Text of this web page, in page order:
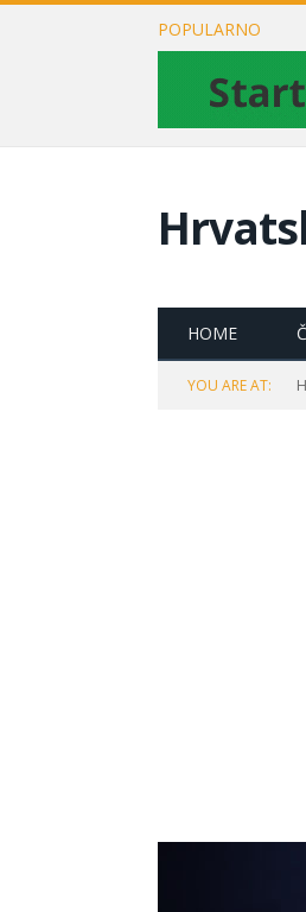
POPULARNO
HOME
YOU ARE AT: